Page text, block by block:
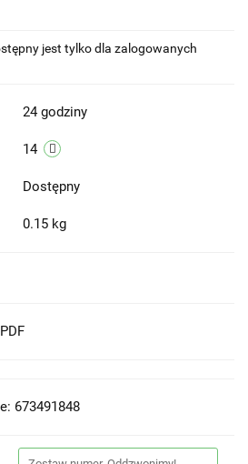
jest tylko dla zalogowanych
24 godziny
14
Dostępny
0.15 kg
673491848